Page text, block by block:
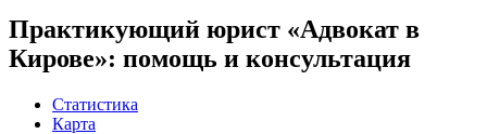
Практикующий юрист «Адвокат в
Кирове»: помощь и консультация
Статистика
Карта